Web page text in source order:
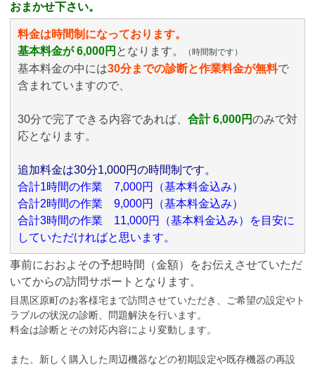
おまかせ下さい。
料金は時間制になっております。
基本料金が 6,000円 となります。 （時間制です）
基本料金の中には30分までの診断と作業料金が無料で
含まれていますので、
30分で完了できる内容であれば、 合計 6,000円のみで対
応となります。
追加料金は30分1,000円の時間制です。
合計1時間の作業 7,000円（基本料金込み）
合計2時間の作業 9,000円（基本料金込み）
合計3時間の作業 11,000円（基本料金込み）を目安に
していただければと思います。
事前におおよその予想時間（金額）をお伝えさせていただ
いてからの訪問サポートとなります。
目黒区原町のお客様宅まで訪問させていただき、ご希望の設定やト
ラブルの状況の診断、問題解決を行います。
料金は診断とその対応内容により変動します。
また、新しく購入した周辺機器などの初期設定や既存機器の再設